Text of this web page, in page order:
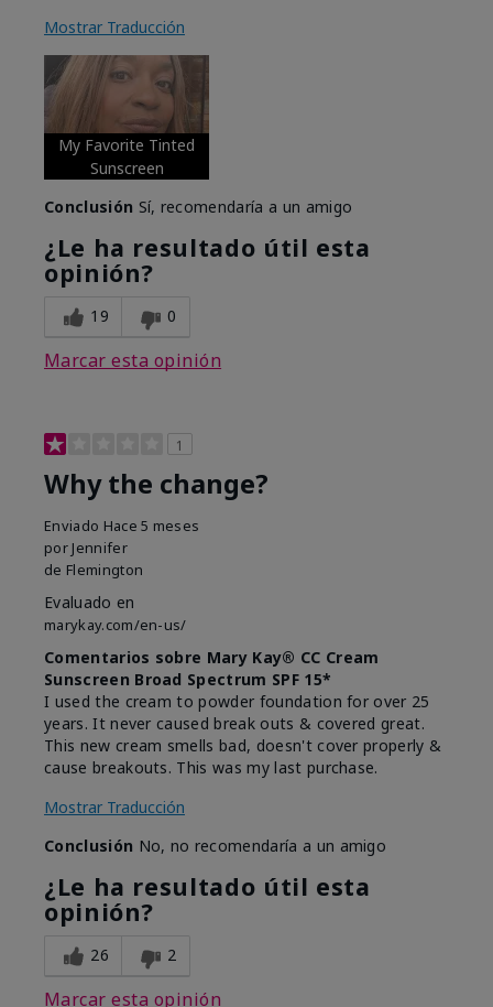
Mostrar Traducción
My Favorite Tinted
Sunscreen
Conclusión Sí, recomendaría a un amigo
¿Le ha resultado útil esta
opinión?
19 0
Marcar esta opinión
1
Why the change?
Enviado Hace 5 meses
por Jennifer
de Flemington
Evaluado en
marykay.com/en-us/
Comentarios sobre Mary Kay® CC Cream
Sunscreen Broad Spectrum SPF 15*
I used the cream to powder foundation for over 25
years. It never caused break outs & covered great.
This new cream smells bad, doesn't cover properly &
cause breakouts. This was my last purchase.
Mostrar Traducción
Conclusión No, no recomendaría a un amigo
¿Le ha resultado útil esta
opinión?
26 2
Marcar esta opinión